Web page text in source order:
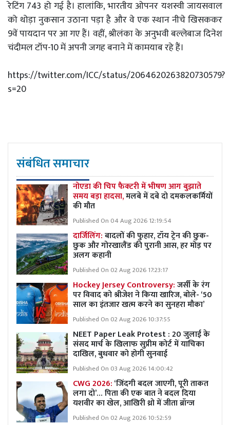
रेटिंग 743 हो गई है। हालांकि, भारतीय ओपनर यशस्वी जायसवाल
को थोड़ा नुकसान उठाना पड़ा है और वे एक स्थान नीचे खिसककर
9वें पायदान पर आ गए हैं। वहीं, श्रीलंका के अनुभवी बल्लेबाज दिनेश
चंदीमल टॉप-10 में अपनी जगह बनाने में कामयाब रहे हैं।
https://twitter.com/ICC/status/2064620263820730579?
s=20
संबंधित समाचार
नोएडा की चिप फैक्टरी में भीषण आग बुझाते
समय बड़ा हादसा,मलबे में दबे दो दमकलकर्मियों
की मौत
Published On 04 Aug 2026 12:19:54
दार्जिलिंग:बादलों की फुहार, टॉय ट्रेन की छुक-
छुक और गोरखालैंड की पुरानी आस, हर मोड़ पर
अलग कहानी
Published On 02 Aug 2026 17:23:17
Hockey Jersey Controversy:जर्सी के रंग
पर विवाद को श्रीजेश ने किया खारिज, बोले- ‘50
साल का इंतजार खत्म करने का सुनहरा मौका’
Published On 02 Aug 2026 10:37:55
NEET Paper Leak Protest : 20 जुलाई के
संसद मार्च के खिलाफ सुप्रीम कोर्ट में याचिका
दाखिल, बुधवार को होगी सुनवाई
Published On 03 Aug 2026 14:00:42
CWG 2026:‘जिंदगी बदल जाएगी, पूरी ताकत
लगा दो’… पिता की एक बात ने बदल दिया
यशवीर का खेल, आखिरी थ्रो में जीता ब्रॉन्ज
Published On 02 Aug 2026 10:52:59